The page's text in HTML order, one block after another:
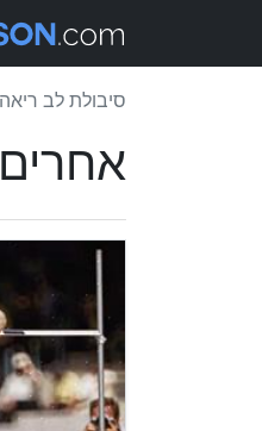
סיבולת לב ריאה
אחרים